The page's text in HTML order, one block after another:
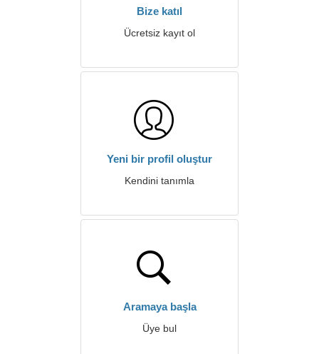
Bize katıl
Ücretsiz kayıt ol
Yeni bir profil oluştur
Kendini tanımla
Aramaya başla
Üye bul